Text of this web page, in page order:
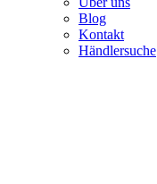
Blog
Kontakt
Händlersuche